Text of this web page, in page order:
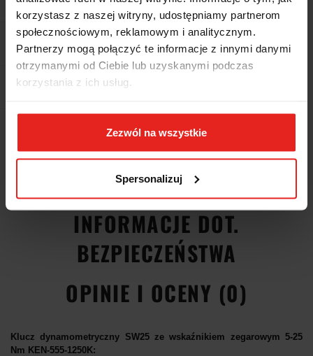
korzystasz z naszej witryny, udostępniamy partnerom
społecznościowym, reklamowym i analitycznym.
Partnerzy mogą połączyć te informacje z innymi danymi
otrzymanymi od Ciebie lub uzyskanymi podczas
korzystania z ich usług.
Zezwól na wszystkie
Spersonalizuj
Pobierz produkt do PDF
EAN
Wysyłka+2dni (dostawa 0 od 1000zł net.*)
OPIS
INFORMACJE DOT.
BEZPIECZEŃSTWA
OPINIE I OCENY (0)
Klucz dynamometryczny SW25 ze wskaźnikiem zegarowym 5-25
Nm KEN-555-1250K: